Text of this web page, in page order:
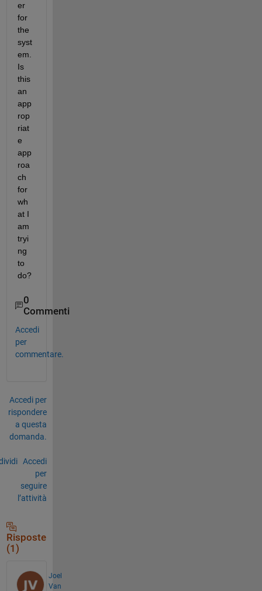
er
for
the
syst
em.
Is
this
an
app
rop
riat
e
app
roa
ch
for
wh
at I
am
tryi
ng
to
do?
0
Commenti
Accedi
per
commentare.
Accedi per
rispondere
a questa
domanda.
Accedi
per
seguire
l’attività
Risposte
(1)
Joel
Van